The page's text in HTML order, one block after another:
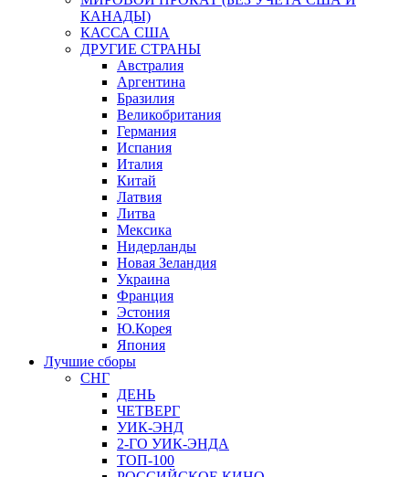
КАНАДЫ)
КАССА США
ДРУГИЕ СТРАНЫ
Австралия
Аргентина
Бразилия
Великобритания
Германия
Испания
Италия
Китай
Латвия
Литва
Мексика
Нидерланды
Новая Зеландия
Украина
Франция
Эстония
Ю.Корея
Япония
Лучшие сборы
СНГ
ДЕНЬ
ЧЕТВЕРГ
УИК-ЭНД
2-ГО УИК-ЭНДА
ТОП-100